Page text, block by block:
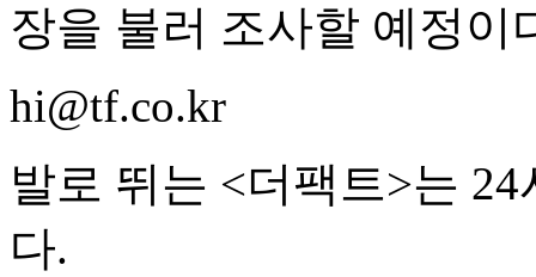
장을 불러 조사할 예정이
hi@tf.co.kr
발로 뛰는 <더팩트>는
다.